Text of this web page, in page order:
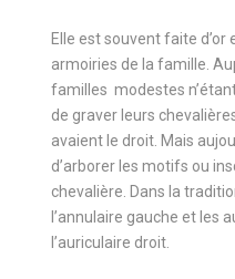
Elle est souvent faite
armoiries de la famille.
familles modestes
de graver leurs
avaient le droit. Mais
d’arborer les motifs ou
chevalière. Dans la
l’annulaire gauche et les
l’auriculaire droit.